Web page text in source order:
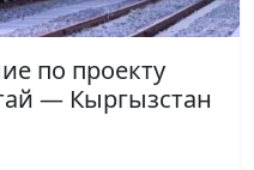
по проекту
— Кыргызстан